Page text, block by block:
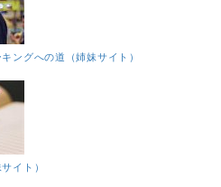
ングへの道（姉妹サイト）
イト）